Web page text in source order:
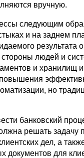
вручную.
следующим
и на заднем
результата
людей и
и хранилищ
но
банковский
решать задачу
дел, а
документов для